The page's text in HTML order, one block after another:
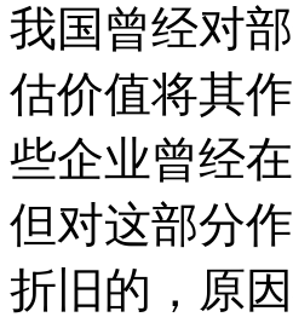
我国曾经对
估价值将其
些企业曾经
但对这部分
折旧的，原